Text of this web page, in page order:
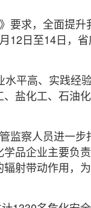
求，全面提升
日至14日，
平高、实践经
盐化工、石油
监察人员进一
品企业主要负
射带动作用，